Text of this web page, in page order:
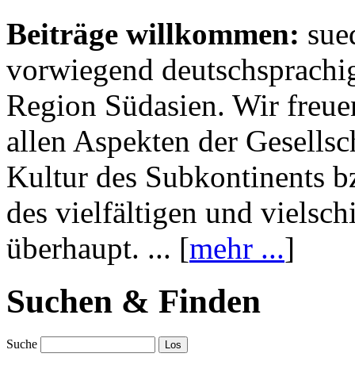
Beiträge willkommen:
vorwiegend
Region Südasien. Wir
allen Aspekten der
Kultur des Subkontinents
des vielfältigen und
überhaupt. ... [mehr ...]
Suchen & Finden
Suche